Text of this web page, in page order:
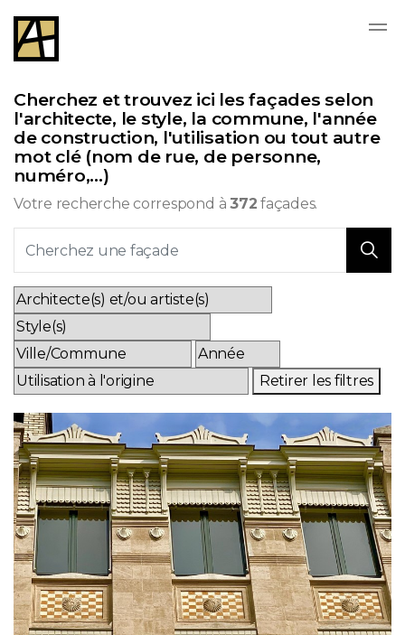
Cherchez et trouvez ici les façades selon
l'architecte, le style, la commune, l'année
de construction, l'utilisation ou tout autre
mot clé (nom de rue, de personne,
numéro,...)
Votre recherche correspond à372 façades.
Retirer les filtres